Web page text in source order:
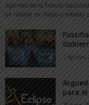
Agentes de la Policía
un relieve de madera robado
1 agosto,
para